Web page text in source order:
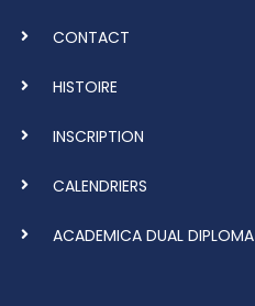
CONTACT
HISTOIRE
INSCRIPTION
CALENDRIERS
ACADEMICA DUAL DIPLOMA